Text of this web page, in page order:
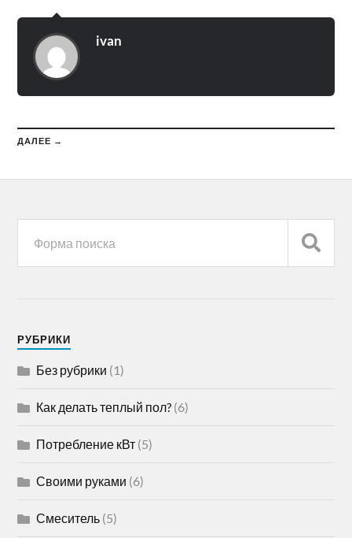
ivan
ДАЛЕЕ →
РУБРИКИ
Без рубрики (1)
Как делать теплый пол? (6)
Потребление кВт (5)
Своими руками (6)
Смеситель (5)